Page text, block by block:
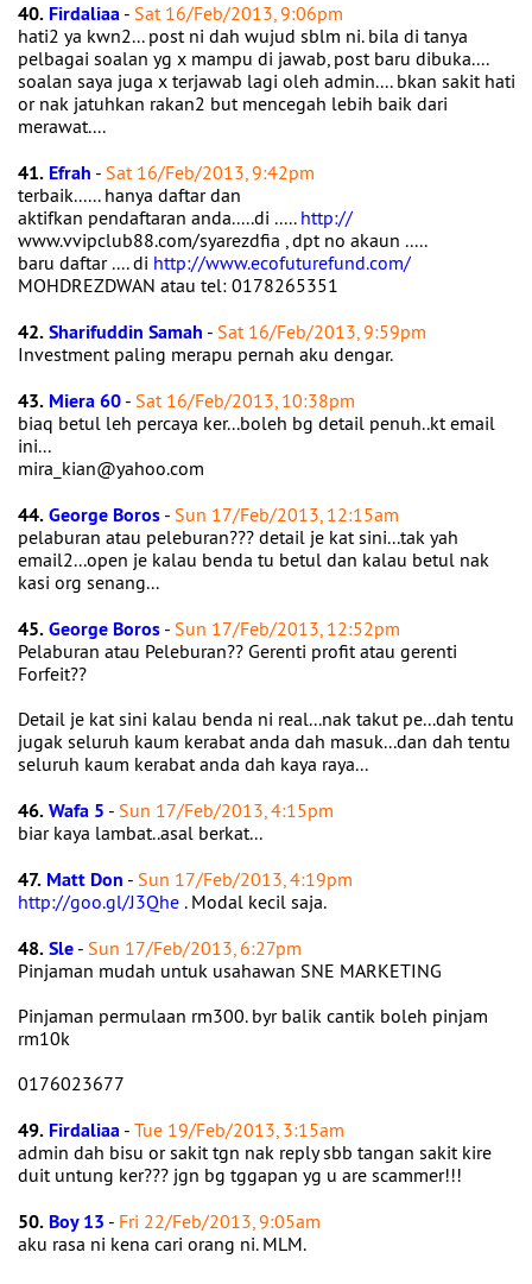
40. Firdaliaa - Sat 16/Feb/2013, 9:06pm
hati2 ya kwn2... post ni dah wujud sblm ni. bila di tanya
pelbagai soalan yg x mampu di jawab, post baru dibuka....
soalan saya juga x terjawab lagi oleh admin.... bkan sakit hati
or nak jatuhkan rakan2 but mencegah lebih baik dari
merawat....
41. Efrah - Sat 16/Feb/2013, 9:42pm
terbaik...... hanya daftar dan
aktifkan pendaftaran anda.....di ..... http://
www.vvipclub88.com/syarezdfia , dpt no akaun .....
baru daftar .... di http://www.ecofuturefund.com/
MOHDREZDWAN atau tel: 0178265351
42.Sharifuddin Samah - Sat 16/Feb/2013, 9:59pm
Investment paling merapu pernah aku dengar.
43. Miera 60 - Sat 16/Feb/2013, 10:38pm
biaq betul leh percaya ker...boleh bg detail penuh..kt email
ini...
mira_kian@yahoo.com
44.George Boros - Sun 17/Feb/2013, 12:15am
pelaburan atau peleburan??? detail je kat sini...tak yah
email2...open je kalau benda tu betul dan kalau betul nak
kasi org senang...
45.George Boros - Sun 17/Feb/2013, 12:52pm
Pelaburan atau Peleburan?? Gerenti profit atau gerenti
Forfeit??
Detail je kat sini kalau benda ni real...nak takut pe...dah tentu
jugak seluruh kaum kerabat anda dah masuk...dan dah tentu
seluruh kaum kerabat anda dah kaya raya...
46.Wafa 5 - Sun 17/Feb/2013, 4:15pm
biar kaya lambat..asal berkat...
47. Matt Don - Sun 17/Feb/2013, 4:19pm
http://goo.gl/J3Qhe . Modal kecil saja.
48.Sle - Sun 17/Feb/2013, 6:27pm
Pinjaman mudah untuk usahawan SNE MARKETING
Pinjaman permulaan rm300. byr balik cantik boleh pinjam
rm10k
0176023677
49. Firdaliaa - Tue 19/Feb/2013, 3:15am
admin dah bisu or sakit tgn nak reply sbb tangan sakit kire
duit untung ker??? jgn bg tggapan yg u are scammer!!!
50. Boy 13 - Fri 22/Feb/2013, 9:05am
aku rasa ni kena cari orang ni. MLM.